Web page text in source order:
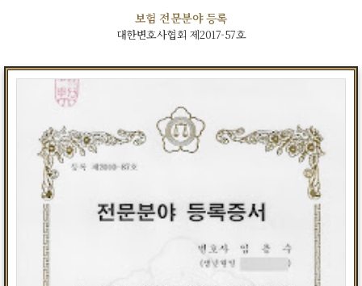
보험 전문분야 등록
대한변호사협회 제2017-57호